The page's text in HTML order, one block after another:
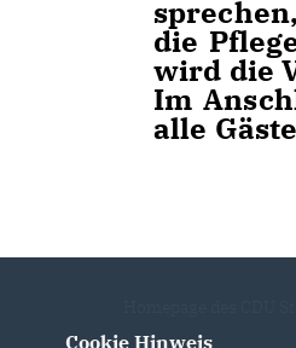
die
wird die
Im
alle
Cookie Hinweis